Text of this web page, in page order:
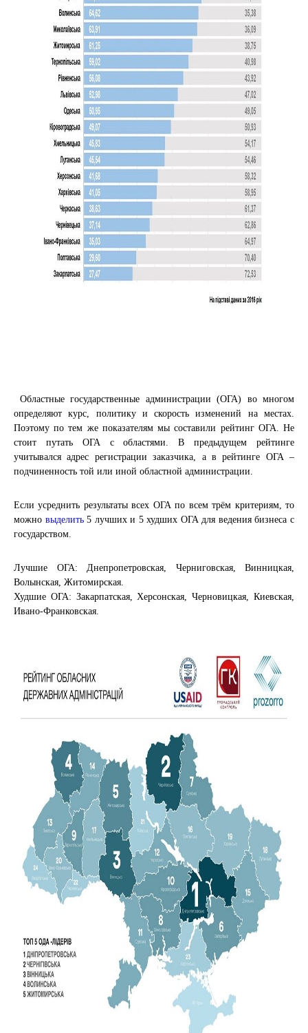
Областные государственные администрации (ОГА) во многом
определяют курс, политику и скорость изменений на местах.
Поэтому по тем же показателям мы составили рейтинг ОГА. Не
стоит путать ОГА с областями. В предыдущем рейтинге
учитывался адрес регистрации заказчика, а в рейтинге ОГА –
подчиненность той или иной областной администрации.
Если усреднить результаты всех ОГА по всем трём критериям, то
можно выделить5 лучших и 5 худших ОГА для ведения бизнеса с
государством.
Лучшие ОГА: Днепропетровская, Черниговская, Винницкая,
Волынская, Житомирская.
Худшие ОГА: Закарпатская, Херсонская, Черновицкая, Киевская,
Ивано-Франковская.